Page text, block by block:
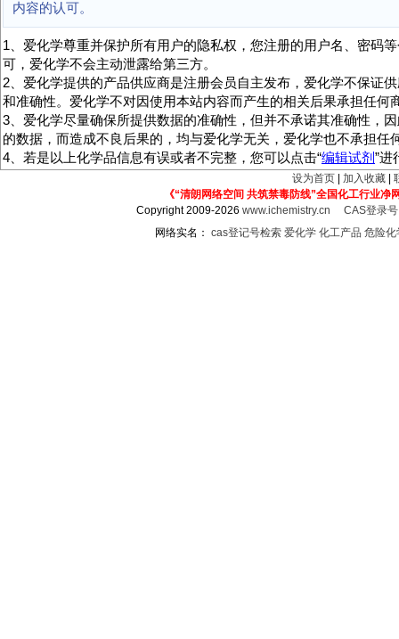
内容的认可。
1、爱化学尊重并保护所有用户的隐私权，您注册的用户名、密码
可，爱化学不会主动泄露给第三方。
2、爱化学提供的产品供应商是注册会员自主发布，爱化学不保证
和准确性。爱化学不对因使用本站内容而产生的相关后果承担任何
3、爱化学尽量确保所提供数据的准确性，但并不承诺其准确性，
的数据，而造成不良后果的，均与爱化学无关，爱化学也不承担任
4、若是以上化学品信息有误或者不完整，您可以点击“编辑试剂”进
设为首页 加入收藏
《“清朗网络空间 共筑禁毒防线”全国化工行业净
Copyright 2009-2026www.ichemistry.cn
CAS登录
网络实名： cas登记号检索 爱化学 化工产品 危险化